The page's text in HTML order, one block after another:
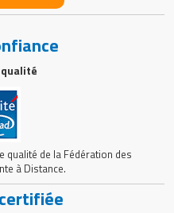
qualité de la Fédération des
à Distance.